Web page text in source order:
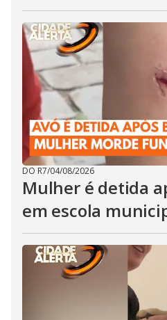
DO R7/04/08/2026
Mulher é detida
em escola